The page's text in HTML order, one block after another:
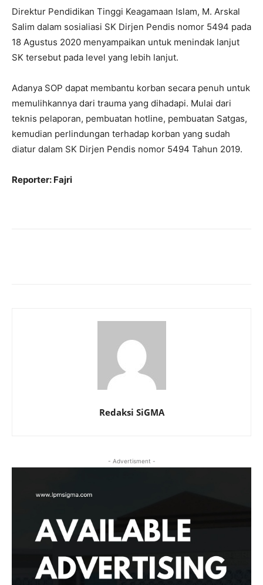
Direktur Pendidikan Tinggi Keagamaan Islam, M. Arskal
Salim dalam sosialiasi SK Dirjen Pendis nomor 5494 pada
18 Agustus 2020 menyampaikan untuk menindak lanjut
SK tersebut pada level yang lebih lanjut.
Adanya SOP dapat membantu korban secara penuh untuk
memulihkannya dari trauma yang dihadapi. Mulai dari
teknis pelaporan, pembuatan hotline, pembuatan Satgas,
kemudian perlindungan terhadap korban yang sudah
diatur dalam SK Dirjen Pendis nomor 5494 Tahun 2019.
Reporter: Fajri
Redaksi SiGMA
- Advertisment -